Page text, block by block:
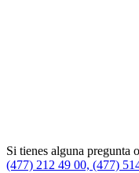
Si tienes alguna pregunta
(477) 212 49 00, (477)